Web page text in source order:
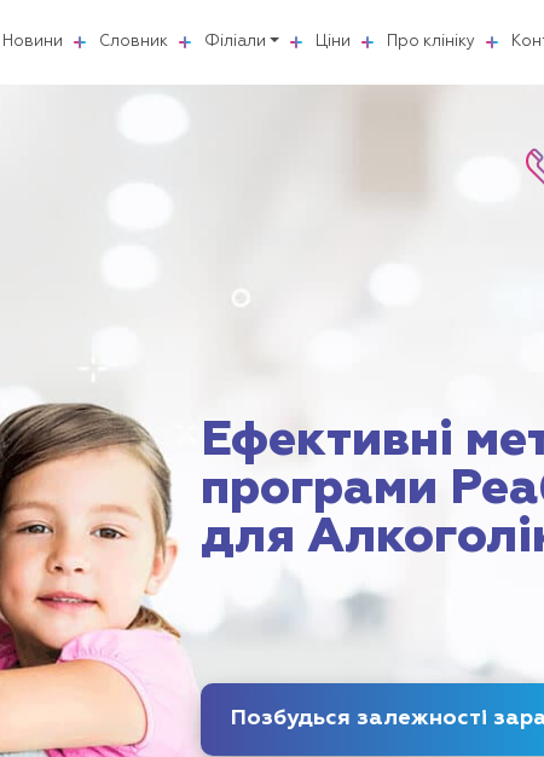
Новини Словник Філіали Ціни Про клініку
Ефективні
програми
для
Позбудься залежності